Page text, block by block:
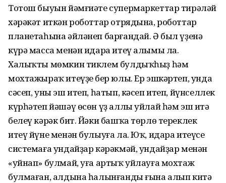
Тотош быуын йәмғиәте супермаркеттар тирәләй
хәрәкәт иткән роботтар отрядына, роботтар
планетаһына әйләнеп барғандай. Ә был үҙенә
күрә масса менән идара итеү алымы ла.
Халыҡты мөмкин тиклем булдыҡһыҙ һәм
мохтажыраҡ итеүҙең бер юлы. Ер эшкәртеп, унда
сәсеп, уны эш итеп, һатып, кәсеп итеп, йүнселлек
күрһәтеп йәшәү өсөн үҙ аллы уйлай һәм эш итә
белеү кәрәк бит. Йәки башҡа төрлө тереклек
итеү йүне менән булыуға ла. Юҡ, идара итеүсе
системаға ундайҙар кәрәкмәй, ундайҙар менән
«уйнап» булмай, уға артыҡ уйлауға мохтаж
булмаған, алдына һалынғанды ғына алып китә